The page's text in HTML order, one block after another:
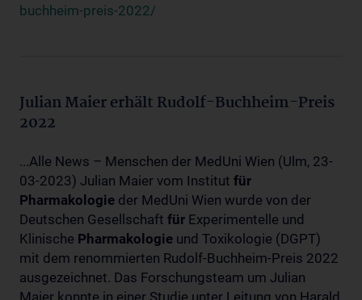
buchheim-preis-2022/
Julian Maier erhält Rudolf-Buchheim-Preis
2022
...Alle News – Menschen der MedUni Wien (Ulm, 23-
03-2023) Julian Maier vom Institut für
Pharmakologie der MedUni Wien wurde von der
Deutschen Gesellschaft für Experimentelle und
Klinische Pharmakologie und Toxikologie (DGPT)
mit dem renommierten Rudolf-Buchheim-Preis 2022
ausgezeichnet. Das Forschungsteam um Julian
Maier konnte in einer Studie unter Leitung von Harald